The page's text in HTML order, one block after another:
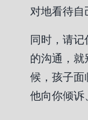
对地看待自
同时，请
的沟通，
候，孩子面
他向你倾